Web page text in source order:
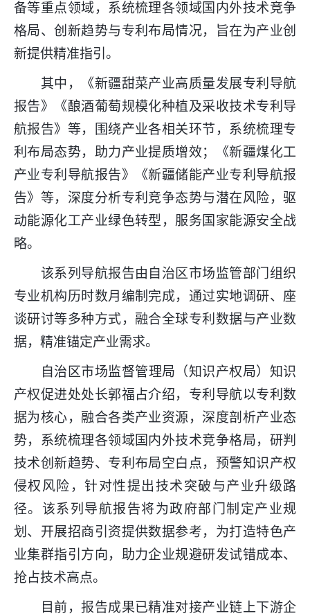
备等重点领域，系统梳理各领域国内外技术竞争
格局、创新趋势与专利布局情况，旨在为产业创
新提供精准指引。
其中，《新疆甜菜产业高质量发展专利导航
报告》《酿酒葡萄规模化种植及采收技术专利导
航报告》等，围绕产业各相关环节，系统梳理专
利布局态势，助力产业提质增效；《新疆煤化工
产业专利导航报告》《新疆储能产业专利导航报
告》等，深度分析专利竞争态势与潜在风险，驱
动能源化工产业绿色转型，服务国家能源安全战
略。
该系列导航报告由自治区市场监管部门组织
专业机构历时数月编制完成，通过实地调研、座
谈研讨等多种方式，融合全球专利数据与产业数
据，精准锚定产业需求。
自治区市场监督管理局 （知识产权局）知识
产权促进处处长郭福占介绍，专利导航以专利数
据为核心，融合各类产业资源，深度剖析产业态
势，系统梳理各领域国内外技术竞争格局，研判
技术创新趋势、专利布局空白点，预警知识产权
侵权风险，针对性提出技术突破与产业升级路
径。该系列导航报告将为政府部门制定产业规
划、开展招商引资提供数据参考，为打造特色产
业集群指引方向，助力企业规避研发试错成本、
抢占技术高点。
目前，报告成果已精准对接产业链上下游企